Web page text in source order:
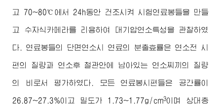
고 70~80℃에서 24h동안 건조시켜 시험연료봉들을 만들
고 수자식카메라를 리용하여 대기압연소특성을 관찰하였
다. 연료봉들의 단면연소시 연료의 분출효률은 연소전 시
편의 질량과 연소후 철관안에 남아있는 연소찌끼의 질량
의 비로서 평가하였다. 모든 연료봉시편들은 공간률이
26.87~27.3%이고 밀도가 1.73~1.77g/cm3이며 상대충